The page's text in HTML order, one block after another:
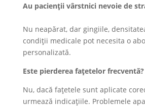
Au pacienții vârstnici nevoie de
Nu neapărat, dar gingiile,
condiții medicale pot necesita o
personalizată.
Este pierderea fațetelor frecventă?
Nu, dacă fațetele sunt aplicate
urmează indicațiile. Problemele